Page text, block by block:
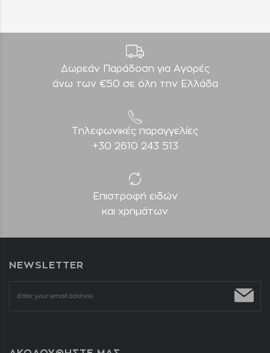
Δωρεάν Παράδοση για Aγορές
άνω των €50 σε όλη την Ελλάδα
Τηλεφωνικές παραγγελίες
+30 2610 243 513
Επιστροφή ειδών
και χρημάτων
NEWSLETTER